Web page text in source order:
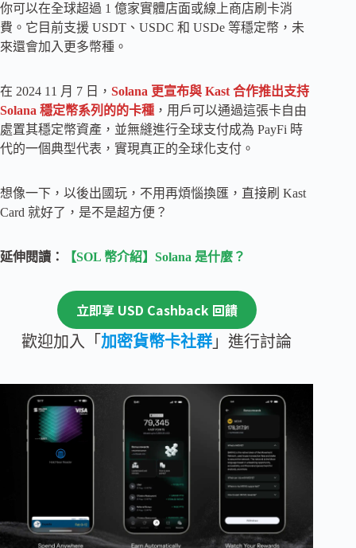
你可以在全球超過 1 億家實體店面或線上商店刷卡消
費。它目前支援 USDT、USDC 和 USDe 等穩定幣，未
來還會加入更多幣種。
在 2024 11 月 7 日， Solana 更宣布與 Kast 合作推出支持
Solana 穩定幣系列的的卡種 ，用戶可以通過這張卡自由
處置其穩定幣資產，並無縫進行全球支付成為 PayFi 時
代的一個典型代表，實現真正的全球化支付。
想像一下，以後出國玩，不用再煩惱換匯，直接刷 Kast
Card 就好了，是不是超方便？
延伸閱讀： 【SOL 幣介紹】Solana 是什麼？
立即享 USD Cashback 回饋
歡迎加入「 加密貨幣卡社群 」進行討論